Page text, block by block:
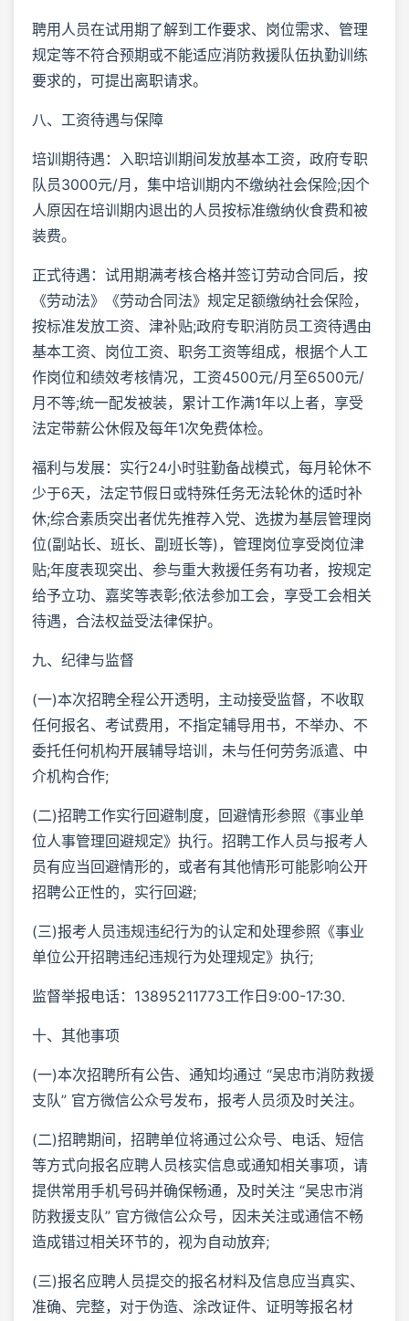
聘用人员在试用期了解到工作要求、岗位需求、管理
规定等不符合预期或不能适应消防救援队伍执勤训练
要求的，可提出离职请求。
八、工资待遇与保障
培训期待遇：入职培训期间发放基本工资，政府专职
队员3000元/月，集中培训期内不缴纳社会保险;因个
人原因在培训期内退出的人员按标准缴纳伙食费和被
装费。
正式待遇：试用期满考核合格并签订劳动合同后，按
《劳动法》《劳动合同法》规定足额缴纳社会保险，
按标准发放工资、津补贴;政府专职消防员工资待遇由
基本工资、岗位工资、职务工资等组成，根据个人工
作岗位和绩效考核情况，工资4500元/月至6500元/
月不等;统一配发被装，累计工作满1年以上者，享受
法定带薪公休假及每年1次免费体检。
福利与发展：实行24小时驻勤备战模式，每月轮休不
少于6天，法定节假日或特殊任务无法轮休的适时补
休;综合素质突出者优先推荐入党、选拔为基层管理岗
位(副站长、班长、副班长等)，管理岗位享受岗位津
贴;年度表现突出、参与重大救援任务有功者，按规定
给予立功、嘉奖等表彰;依法参加工会，享受工会相关
待遇，合法权益受法律保护。
九、纪律与监督
(一)本次招聘全程公开透明，主动接受监督，不收取
任何报名、考试费用，不指定辅导用书，不举办、不
委托任何机构开展辅导培训，未与任何劳务派遣、中
介机构合作;
(二)招聘工作实行回避制度，回避情形参照《事业单
位人事管理回避规定》执行。招聘工作人员与报考人
员有应当回避情形的，或者有其他情形可能影响公开
招聘公正性的，实行回避;
(三)报考人员违规违纪行为的认定和处理参照《事业
单位公开招聘违纪违规行为处理规定》执行;
监督举报电话：13895211773工作日9:00-17:30.
十、其他事项
(一)本次招聘所有公告、通知均通过 “吴忠市消防救援
支队” 官方微信公众号发布，报考人员须及时关注。
(二)招聘期间，招聘单位将通过公众号、电话、短信
等方式向报名应聘人员核实信息或通知相关事项，请
提供常用手机号码并确保畅通，及时关注 “吴忠市消
防救援支队” 官方微信公众号，因未关注或通信不畅
造成错过相关环节的，视为自动放弃;
(三)报名应聘人员提交的报名材料及信息应当真实、
准确、完整，对于伪造、涂改证件、证明等报名材